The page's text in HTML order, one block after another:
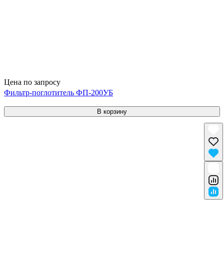
Цена по запросу
Фильтр-поглотитель ФП-200УБ
В корзину